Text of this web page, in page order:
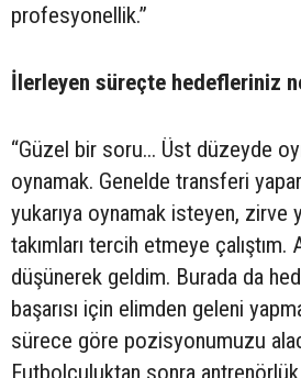
profesyonellik.”
İlerleyen süreçte hedefleriniz
“Güzel bir soru... Üst düzeyde
oynamak. Genelde transferi
yukarıya oynamak isteyen, zirve
takımları tercih etmeye
düşünerek geldim. Burada da
başarısı için elimden geleni
sürece göre pozisyonumuzu
Futbolculuktan sonra